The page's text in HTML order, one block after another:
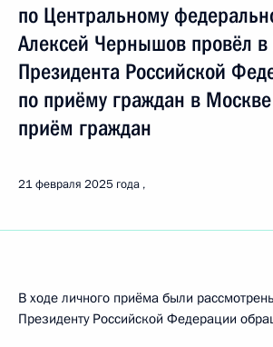
по Центральному
Алексей Чернышов провёл
Президента Российской
по приёму граждан в
приём граждан
21 февраля 2025 года
В ходе личного приёма были
Президенту Российской Федерации